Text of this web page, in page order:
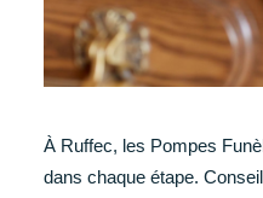
À Ruffec, les Pompes
dans chaque étape.